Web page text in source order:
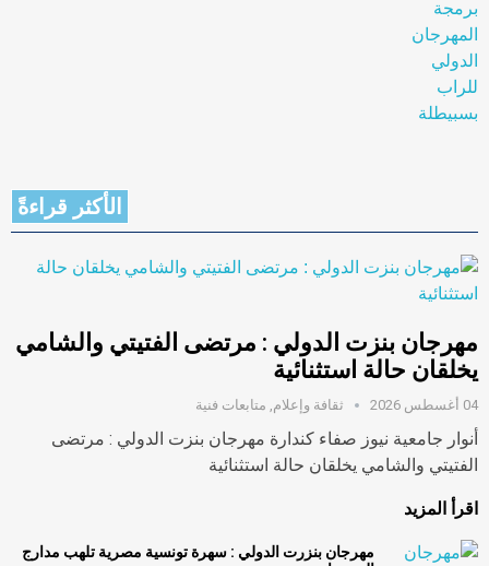
الأكثر قراءةً
مهرجان بنزت الدولي : مرتضى الفتيتي والشامي
يخلقان حالة استثنائية
04 أغسطس 2026 ثقافة وإعلام متابعات فنية
أنوار جامعية نيوز صفاء كندارة مهرجان بنزت الدولي : مرتضى
الفتيتي والشامي يخلقان حالة استثنائية
اقرأ المزيد
مهرجان بنزرت الدولي : سهرة تونسية مصرية تلهب مدارج